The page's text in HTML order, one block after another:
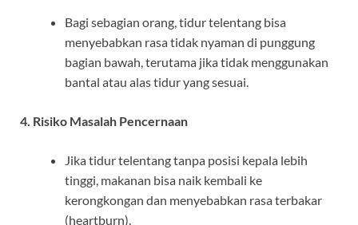
Bagi sebagian orang, tidur telentang bisa
menyebabkan rasa tidak nyaman di punggung
bagian bawah, terutama jika tidak menggunakan
bantal atau alas tidur yang sesuai.
4. Risiko Masalah Pencernaan
Jika tidur telentang tanpa posisi kepala lebih
tinggi, makanan bisa naik kembali ke
kerongkongan dan menyebabkan rasa terbakar
(heartburn).